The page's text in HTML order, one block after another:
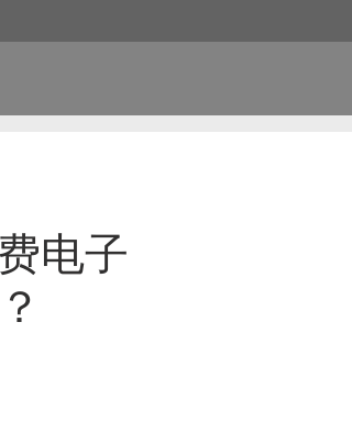
电子